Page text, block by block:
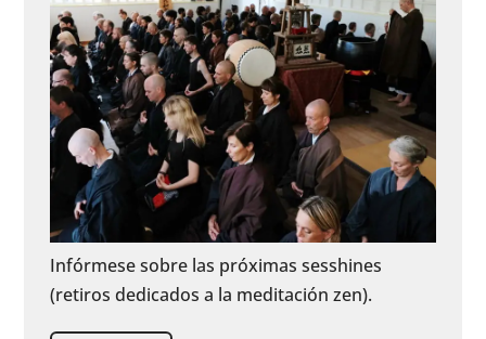
Infórmese sobre las próximas sesshines
(retiros dedicados a la meditación zen).